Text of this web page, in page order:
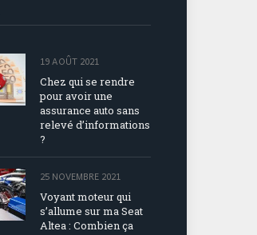
19 AOÛT 2021
Chez qui se rendre
pour avoir une
assurance auto sans
relevé d’informations
?
25 NOVEMBRE 2021
Voyant moteur qui
s’allume sur ma Seat
Altea : Combien ça